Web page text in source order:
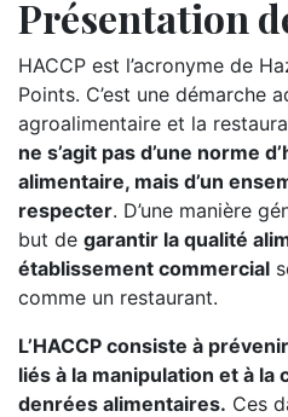
Présentation
HACCP est l’acronyme de
Points. C’est une démarche
agroalimentaire et la
ne s’agit pas d’une norme
alimentaire, mais d’un
respecter. D’une manière
but de garantir la qualité
établissement commercial
comme un restaurant.
L’HACCP consiste à
liés à la manipulation et à la
denrées alimentaires. Ces